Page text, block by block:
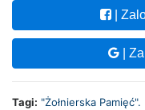
|
|
Tagi: "Żołnierska